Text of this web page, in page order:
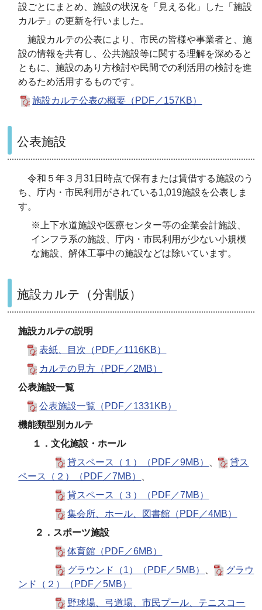
設ごとにまとめ、施設の状況を「見える化」した「施設
カルテ」の更新を行いました。
施設カルテの公表により、市民の皆様や事業者と、施
設の情報を共有し、公共施設等に関する理解を深めると
ともに、施設のあり方検討や民間での利活用の検討を進
めるため活用するものです。
施設カルテ公表の概要（PDF／157KB）
公表施設
令和５年３月31日時点で保有または賃借する施設のう
ち、庁内・市民利用がされている1,019施設を公表しま
す。
※上下水道施設や医療センター等の企業会計施設、
インフラ系の施設、庁内・市民利用が少ない小規模
な施設、解体工事中の施設などは除いています。
施設カルテ（分割版）
施設カルテの説明
表紙、目次（PDF／1116KB）
カルテの見方（PDF／2MB）
公表施設一覧
公表施設一覧（PDF／1331KB）
機能類型別カルテ
１．文化施設・ホール
貸スペース（１）（PDF／9MB） 、
貸ス
ペース（２）（PDF／7MB） 、
貸スペース（３）（PDF／7MB）
集会所、ホール、図書館（PDF／4MB）
２．スポーツ施設
体育館（PDF／6MB）
グラウンド（1）（PDF／5MB） 、
グラウ
ンド（２）（PDF／5MB）
野球場、弓道場、市民プール、テニスコー